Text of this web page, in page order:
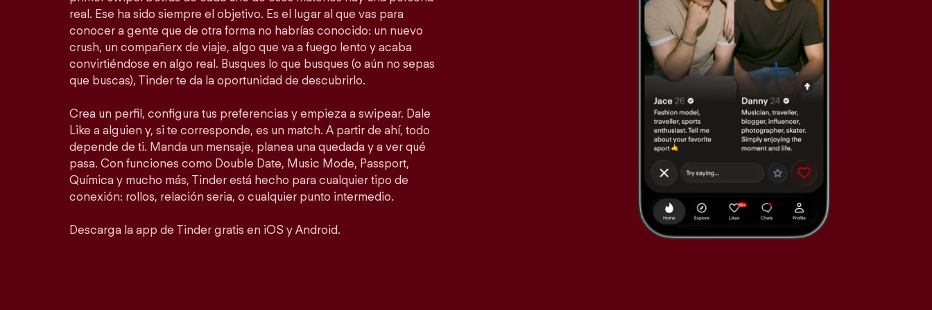
real. Ese ha sido siempre el objetivo. Es el lugar al que vas para
conocer a gente que de otra forma no habrías conocido: un nuevo
crush, un compañerx de viaje, algo que va a fuego lento y acaba
convirtiéndose en algo real. Busques lo que busques (o aún no sepas
que buscas), Tinder te da la oportunidad de descubrirlo.
Crea un perfil, configura tus preferencias y empieza a swipear. Dale
Like a alguien y, si te corresponde, es un match. A partir de ahí, todo
depende de ti. Manda un mensaje, planea una quedada y a ver qué
pasa. Con funciones como Double Date, Music Mode, Passport,
Química y mucho más, Tinder está hecho para cualquier tipo de
conexión: rollos, relación seria, o cualquier punto intermedio.
Descarga la app de Tinder gratis en iOS y Android.